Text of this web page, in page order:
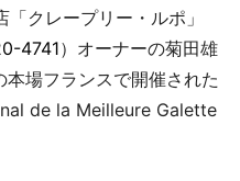
クレープリー・ルポ」
4741）オーナーの菊田雄
場フランスで開催された
de la Meilleure Galette